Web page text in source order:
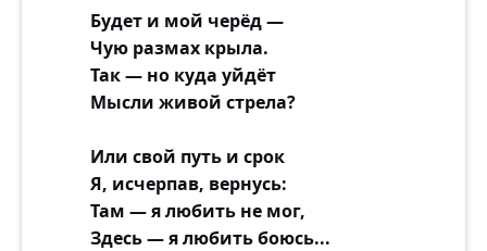
Будет и мой черёд —
Чую размах крыла.
Так — но куда уйдёт
Мысли живой стрела?
Или свой путь и срок
Я, исчерпав, вернусь:
Там — я любить не мог,
Здесь — я любить боюсь...